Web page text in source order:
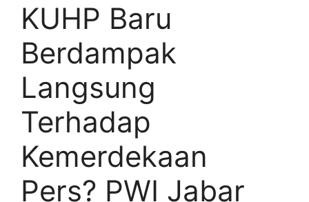
KUHP Baru
Berdampak
Langsung
Terhadap
Kemerdekaan
Pers? PWI Jabar